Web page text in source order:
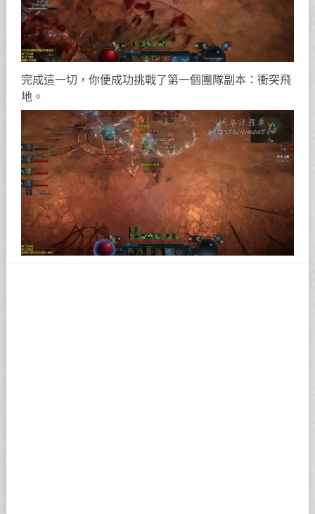
完成這一切，你便成功挑戰了第一個團隊副本：衝突飛
地。